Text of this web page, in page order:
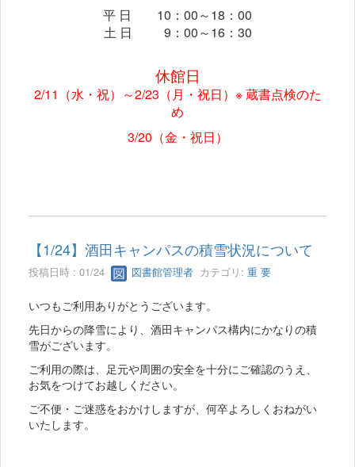
平 日 10：00～18：00
土 日 9：00～16：30
休館日
2/11（水・祝）～2/23（月・祝日）※蔵書点検のた
め
3/20（金・祝日）
【1/24】酒田キャンパスの積雪状況について
投稿日時 : 01/24 図書館管理者 カテゴリ: 重 要
いつもご利用ありがとうございます。
先日からの降雪により、酒田キャンパス構内にかなりの積
雪がございます。
ご利用の際は、足元や周囲の安全を十分にご確認のうえ、
お気をつけてお越しください。
ご不便・ご迷惑をおかけしますが、何卒よろしくおねがい
いたします。